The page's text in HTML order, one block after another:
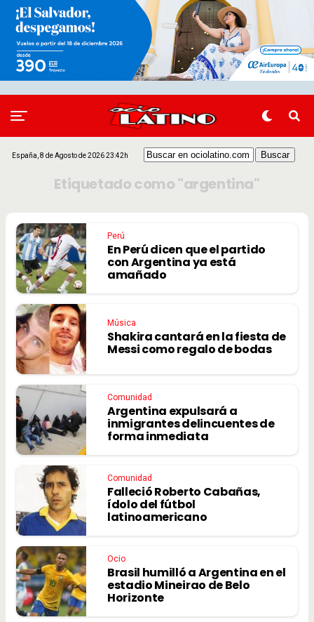
España, 8 de Agosto de 2026 23:42h
Etiquetado como "argentina"
Perú
En Perú dicen que el partido
con Argentina ya está
amañado
Música
Shakira cantará en la fiesta de
Messi como regalo de bodas
Comunidad
Argentina expulsará a
inmigrantes delincuentes de
forma inmediata
Comunidad
Falleció Roberto Cabañas,
ídolo del fútbol
latinoamericano
Ocio
Brasil humilló a Argentina en el
estadio Mineirao de Belo
Horizonte